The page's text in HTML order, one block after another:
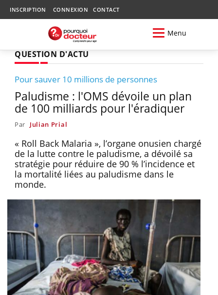
INSCRIPTION CONNEXION CONTACT
Menu
QUESTION D'ACTU
Pour sauver 10 millions de personnes
Paludisme : l'OMS dévoile un plan
de 100 milliards pour l'éradiquer
Par Julian Prial
« Roll Back Malaria », l’organe onusien chargé
de la lutte contre le paludisme, a dévoilé sa
stratégie pour réduire de 90 % l’incidence et
la mortalité liées au paludisme dans le
monde.